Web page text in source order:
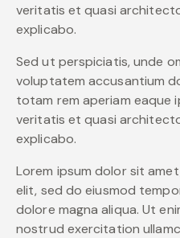
veritatis et quasi
explicabo.
Sed ut perspiciatis, unde
voluptatem accusantium
totam rem aperiam eaque
veritatis et quasi
explicabo.
Lorem ipsum dolor sit
elit, sed do eiusmod
dolore magna aliqua. Ut
nostrud exercitation